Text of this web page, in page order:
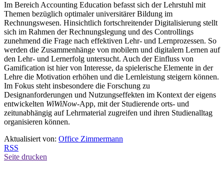
Im Bereich Accounting Education befasst sich der Lehrstuhl mit
Themen bezüglich optimaler universitärer Bildung im
Rechnungswesen. Hinsichtlich fortschreitender Digitalisierung stellt
sich im Rahmen der Rechnungslegung und des Controllings
zunehmend die Frage nach effektiven Lehr- und Lernprozessen. So
werden die Zusammenhänge von mobilem und digitalem Lernen auf
den Lehr- und Lernerfolg untersucht. Auch der Einfluss von
Gamification ist hier von Interesse, da spielerische Elemente in der
Lehre die Motivation erhöhen und die Lernleistung steigern können.
Im Fokus steht insbesondere die Forschung zu
Designanforderungen und Nutzungseffekten im Kontext der eigens
entwickelten WiWiNow-App, mit der Studierende orts- und
zeitunabhängig auf Lehrmaterial zugreifen und ihren Studienalltag
organisieren können.
Aktualisiert von: Office Zimmermann
RSS
Seite drucken